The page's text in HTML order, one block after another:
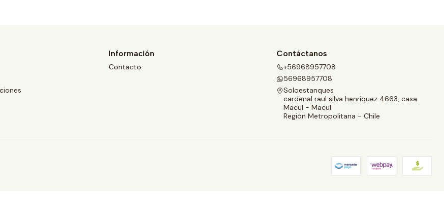
Información
Contacto
Contáctanos
+56968957708
56968957708
Soloestanques
cardenal raul silva henriquez 4663, casa
Macul - Macul
Región Metropolitana - Chile